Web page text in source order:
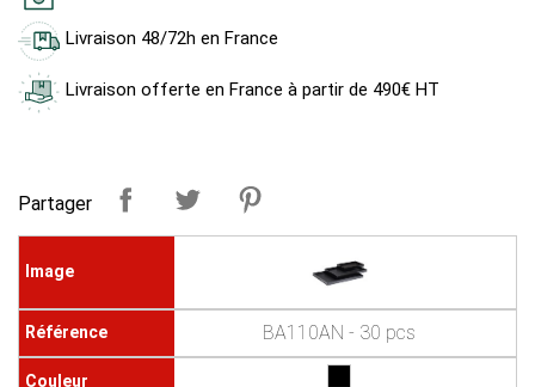
Livraison 48/72h en France
Livraison offerte en France à partir de 490€ HT
Partager
BA110AN - 30 pcs